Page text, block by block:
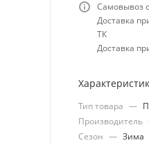
Самовывоз
Доставка
ТК
Доставка
Тип товара —
Производитель
Сезон — Зима